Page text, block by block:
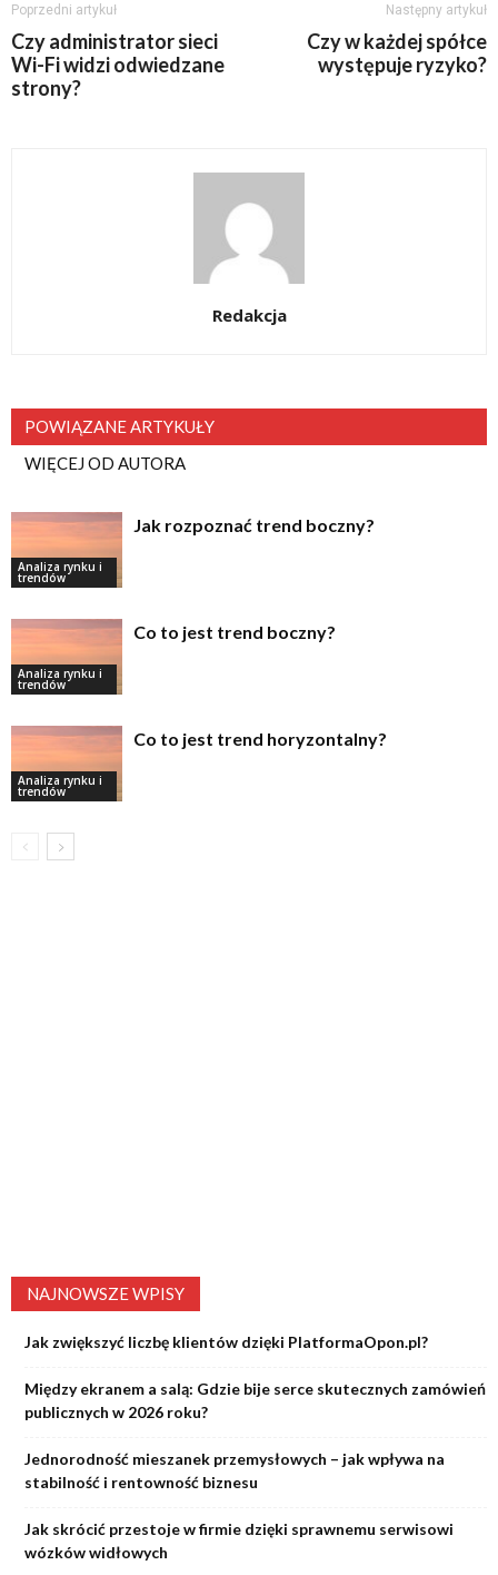
Poprzedni artykuł
Czy administrator sieci
Wi-Fi widzi odwiedzane
strony?
Następny artykuł
Czy w każdej spółce
występuje ryzyko?
Redakcja
POWIĄZANE ARTYKUŁY
WIĘCEJ OD AUTORA
Analiza rynku i
trendów
Jak rozpoznać trend boczny?
Analiza rynku i
trendów
Co to jest trend boczny?
Analiza rynku i
trendów
Co to jest trend horyzontalny?
NAJNOWSZE WPISY
Jak zwiększyć liczbę klientów dzięki PlatformaOpon.pl?
Między ekranem a salą: Gdzie bije serce skutecznych zamówień
publicznych w 2026 roku?
Jednorodność mieszanek przemysłowych – jak wpływa na
stabilność i rentowność biznesu
Jak skrócić przestoje w firmie dzięki sprawnemu serwisowi
wózków widłowych